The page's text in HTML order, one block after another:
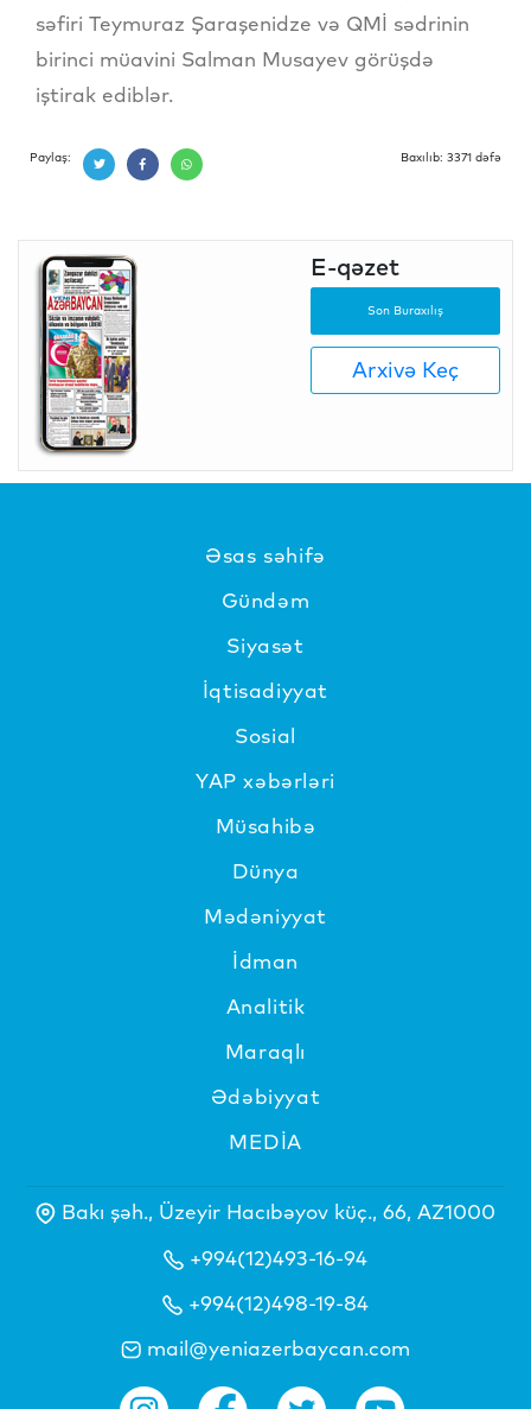
səfiri Teymuraz Şaraşenidze və QMİ sədrinin
birinci müavini Salman Musayev görüşdə
iştirak ediblər.
Paylaş: Baxılıb: 3371 dəfə
E-qəzet
Son Buraxılış
Arxivə Keç
Əsas səhifə
Gündəm
Siyasət
İqtisadiyyat
Sosial
YAP xəbərləri
Müsahibə
Dünya
Mədəniyyat
İdman
Analitik
Maraqlı
Ədəbiyyat
MEDİA
Bakı şəh., Üzeyir Hacıbəyov küç., 66, AZ1000
+994(12)493-16-94
+994(12)498-19-84
mail@yeniazerbaycan.com